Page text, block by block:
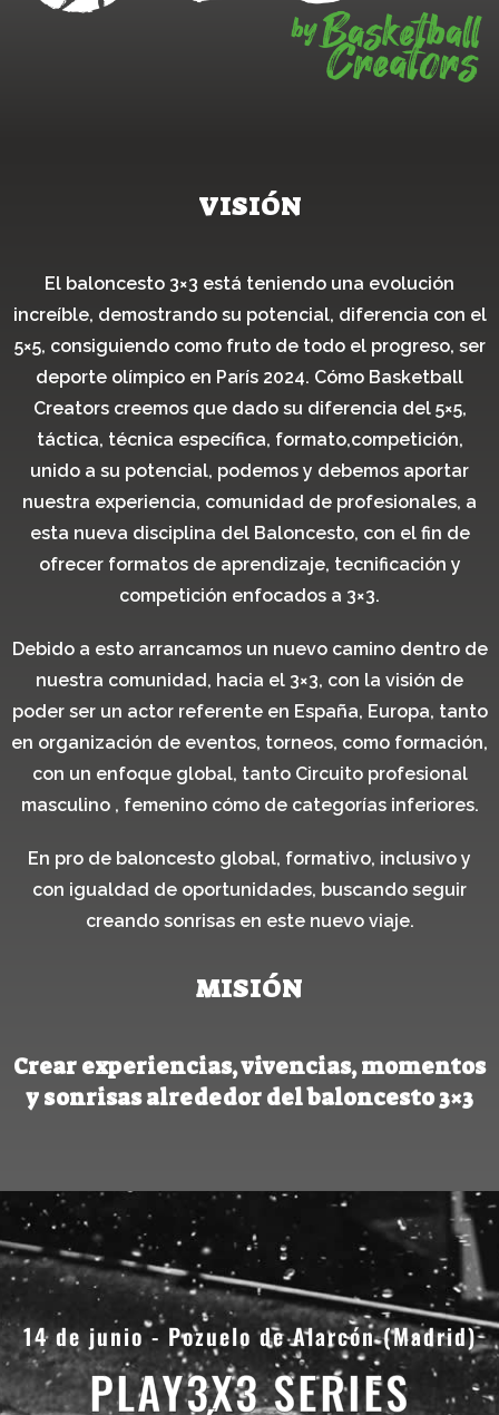
VISIÓN
El baloncesto 3×3 está teniendo una evolución
increíble, demostrando su potencial, diferencia con el
5×5, consiguiendo como fruto de todo el progreso, ser
deporte olímpico en París 2024. Cómo Basketball
Creators creemos que dado su diferencia del 5×5,
táctica, técnica específica, formato,competición,
unido a su potencial, podemos y debemos aportar
nuestra experiencia, comunidad de profesionales, a
esta nueva disciplina del Baloncesto, con el fin de
ofrecer formatos de aprendizaje, tecnificación y
competición enfocados a 3×3.
Debido a esto arrancamos un nuevo camino dentro de
nuestra comunidad, hacia el 3×3, con la visión de
poder ser un actor referente en España, Europa, tanto
en organización de eventos, torneos, como formación,
con un enfoque global, tanto Circuito profesional
masculino , femenino cómo de categorías inferiores.
En pro de baloncesto global, formativo, inclusivo y
con igualdad de oportunidades, buscando seguir
creando sonrisas en este nuevo viaje.
MISIÓN
Crear experiencias, vivencias, momentos
y sonrisas alrededor del baloncesto 3×3
14 de junio - Pozuelo de Alarcón (Madrid)
PLAY3X3 SERIES